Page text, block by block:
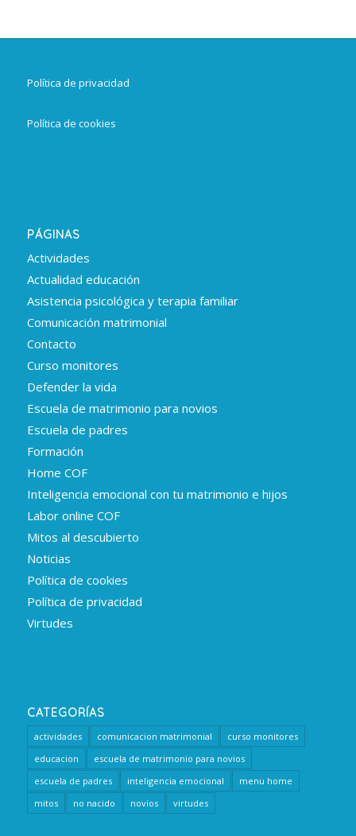
Política de privacidad
Política de cookies
PÁGINAS
Actividades
Actualidad educación
Asistencia psicológica y terapia familiar
Comunicación matrimonial
Contacto
Curso monitores
Defender la vida
Escuela de matrimonio para novios
Escuela de padres
Formación
Home COF
Inteligencia emocional con tu matrimonio e hijos
Labor online COF
Mitos al descubierto
Noticias
Política de cookies
Política de privacidad
Virtudes
CATEGORÍAS
actividades comunicacion matrimonial
curso monitores
educacion
escuela de matrimonio para novios
escuela de padres
inteligencia emocional
menu home
mitos
no nacido novios virtudes